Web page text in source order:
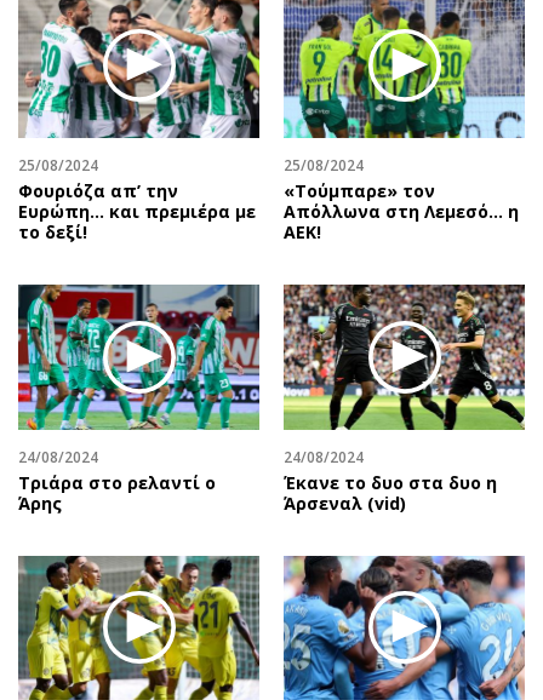
25/08/2024
Φουριόζα απ’ την
Ευρώπη… και πρεμιέρα με
το δεξί!
25/08/2024
«Τούμπαρε» τον
Απόλλωνα στη Λεμεσό… η
ΑΕΚ!
24/08/2024
Τριάρα στο ρελαντί ο
Άρης
24/08/2024
Έκανε το δυο στα δυο η
Άρσεναλ (vid)